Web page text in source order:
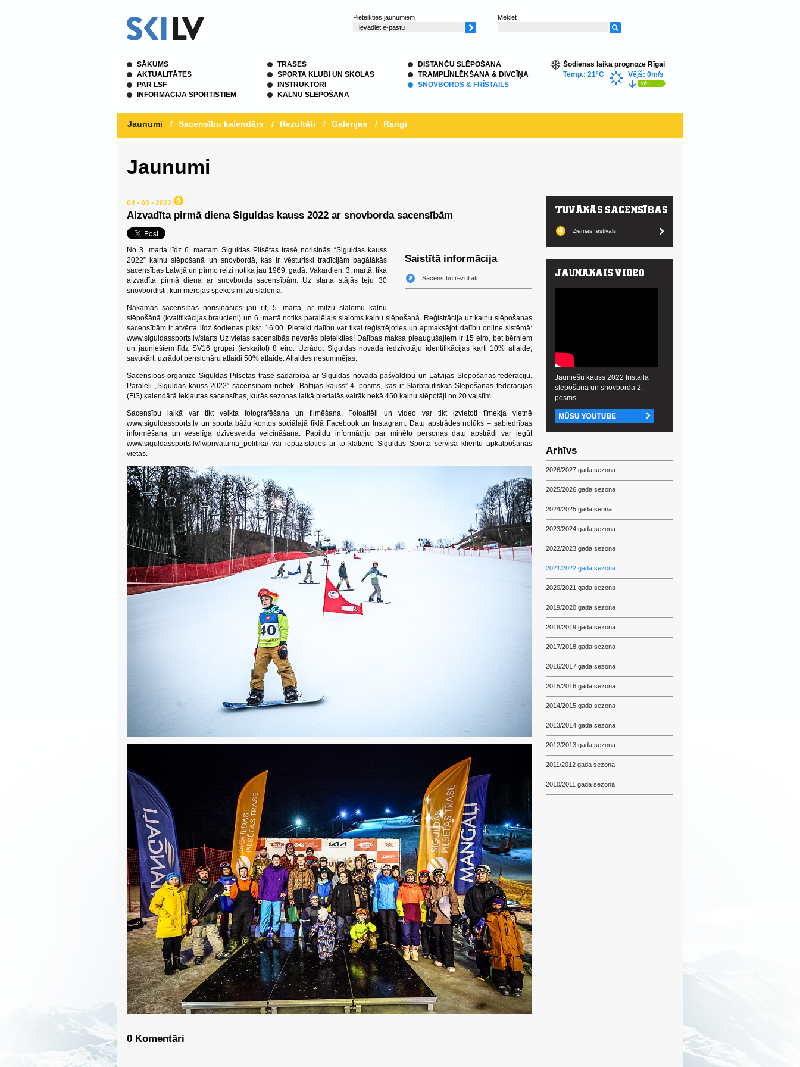
Pieteikties jaunumiem Meklēt
SĀKUMS
AKTUALITĀTES
PAR LSF
INFORMĀCIJA SPORTISTIEM
TRASES
SPORTA KLUBI UN SKOLAS
INSTRUKTORI
KALNU SLĒPOŠANA
DISTANČU SLĒPOŠANA
TRAMPLĪNLĒKŠANA & DIVCĪŅA
SNOVBORDS & FRĪSTAILS
Šodienas laika prognoze Rīgai
Temp.: 21°C
Vējš: 0m/s
Jaunumi / Sacensību kalendārs / Rezultāti / Galerijas / Rangi
Jaunumi
04 • 03 • 2022
Aizvadīta pirmā diena Siguldas kauss 2022 ar snovborda sacensībām
Saistītā informācija
Sacensību rezultāti
No 3. marta līdz 6. martam Siguldas Pilsētas trasē norisinās “Siguldas kauss
2022” kalnu slēpošanā un snovbordā, kas ir vēsturiski tradīcijām bagātākās
sacensības Latvijā un pirmo reizi notika jau 1969. gadā. Vakardien, 3. martā, tika
aizvadīta pirmā diena ar snovborda sacensībām. Uz starta stājās teju 30
snovbordisti, kuri mērojās spēkos milzu slalomā.
Nākamās sacensības norisināsies jau rīt, 5. martā, ar milzu slalomu kalnu
slēpošānā (kvalifikācijas braucieni) un 6. martā notiks paralēlais slaloms kalnu slēpošanā. Reģistrācija uz kalnu slēpošanas
sacensībām ir atvērta līdz šodienas plkst. 16.00. Pieteikt dalību var tikai reģistrējoties un apmaksājot dalību online sistēmā:
www.siguldassports.lv/starts Uz vietas sacensībās nevarēs pieteikties! Dalības maksa pieaugušajiem ir 15 eiro, bet bērniem
un jauniešiem līdz SV16 grupai (ieskaitot) 8 eiro. Uzrādot Siguldas novada iedzīvotāju identifikācijas karti 10% atlaide,
savukārt, uzrādot pensionāru atlaidi 50% atlaide. Atlaides nesummējas.
Sacensības organizē Siguldas Pilsētas trase sadarbībā ar Siguldas novada pašvaldību un Latvijas Slēpošanas federāciju.
Paralēli „Siguldas kauss 2022” sacensībām notiek „Baltijas kauss” 4 .posms, kas ir Starptautiskās Slēpošanas federācijas
(FIS) kalendārā iekļautas sacensības, kurās sezonas laikā piedalās vairāk nekā 450 kalnu slēpotāji no 20 valstīm.
Sacensību laikā var tikt veikta fotografēšana un filmēšana. Fotoattēli un video var tikt izvietoti tīmekļa vietnē
www.siguldassports.lv un sporta bāžu kontos sociālajā tīklā Facebook un Instagram. Datu apstrādes nolūks – sabiedrības
informēšana un veselīga dzīvesveida veicināšana. Papildu informāciju par minēto personas datu apstrādi var iegūt
www.siguldassports.lv/lv/privatuma_politika/ vai iepazīstoties ar to klātienē Siguldas Sporta servisa klientu apkalpošanas
vietās.
0 Komentāri
Ziemas festivāls
Jauniešu kauss 2022 frīstaila
slēpošanā un snovbordā 2.
posms
Arhīvs
2026/2027 gada sezona
2025/2026 gada sezona
2024/2025 gada seona
2023/2024 gada sezona
2022/2023 gada sezona
2021/2022 gada sezona
2020/2021 gada sezona
2019/2020 gada sezona
2018/2019 gada sezona
2017/2018 gada sezona
2016/2017 gada sezona
2015/2016 gada sezona
2014/2015 gada sezona
2013/2014 gada sezona
2012/2013 gada sezona
2011/2012 gada sezona
2010/2011 gada sezona